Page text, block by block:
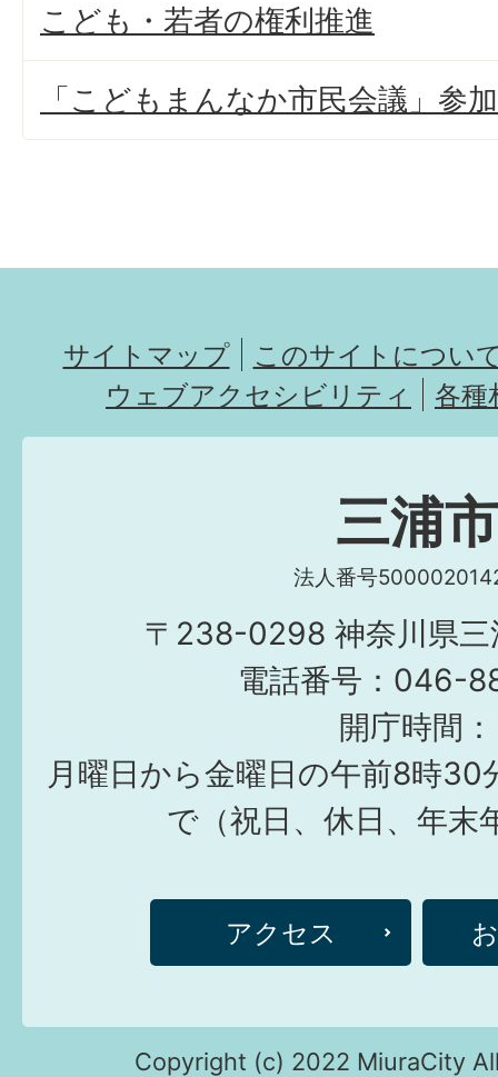
こども・若者の権利推進
「こどもまんなか市民会議」参
サイトマップ
このサイトについ
ウェブアクセシビリティ
各種
三浦市
法人番号
〒238-0298 神奈川県三
電話番号：046-
開庁時間：
月曜日から金曜日の午前8時30
で（祝日、休日、年末
アクセス
Copyright (c) 2022 MiuraCity